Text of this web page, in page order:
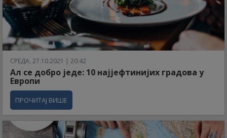
СРЕДА, 27.10.2021 | 20:42
Ал се добро једе: 10 најјефтинијих градова у
Европи
ПРОЧИТАЈ ВИШЕ